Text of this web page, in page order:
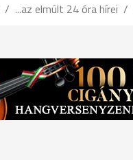
...az elmúlt 24 óra hírei